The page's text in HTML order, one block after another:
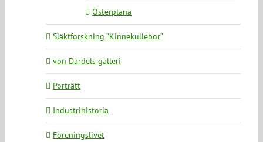
Österplana
Släktforskning ”Kinnekullebor”
von Dardels galleri
Porträtt
Industrihistoria
Föreningslivet